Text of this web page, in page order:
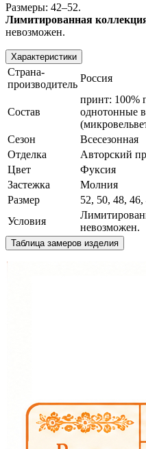
Размеры: 42–52.
Лимитированная
невозможен.
Характеристики
Страна-
производитель
Россия
Состав
принт: 100%
однотонные
Сезон
Всесезонная
Отделка
Авторский
Цвет
Фуксия
Застежка
Молния
Размер
52, 50, 48, 46,
Условия
невозможен.
Таблица замеров изделия